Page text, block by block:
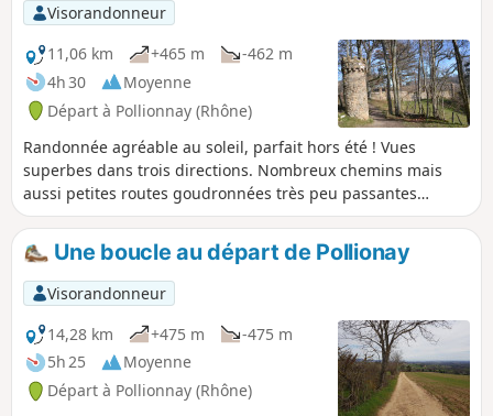
Visorandonneur
11,06 km
+465 m
-462 m
4h 30
Moyenne
Départ à Pollionnay (Rhône)
Randonnée agréable au soleil, parfait hors été ! Vues
superbes dans trois directions. Nombreux chemins mais
aussi petites routes goudronnées très peu passantes
cependant. Un joli tour en 3 h dans les Monts du Lyonnais
(durée estimée pour marcheurs réguliers).
Une boucle au départ de Pollionay
Visorandonneur
14,28 km
+475 m
-475 m
5h 25
Moyenne
Départ à Pollionnay (Rhône)